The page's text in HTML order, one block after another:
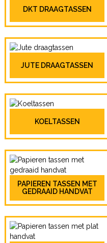
DKT DRAAGTASSEN
JUTE DRAAGTASSEN
KOELTASSEN
PAPIEREN TASSEN MET
GEDRAAID HANDVAT